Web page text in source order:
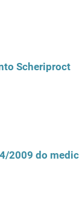
Scheriproct
2009 do